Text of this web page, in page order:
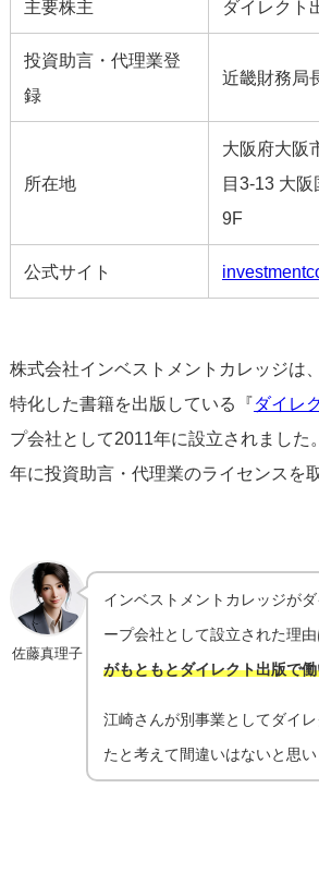
主要株主 ダイレクト
投資助言・代理業登
録
近畿財務局
所在地
大阪府大阪
目3-13 大
9F
公式サイト
株式会社インベストメントカレッジは
特化した書籍を出版している『ダイレ
プ会社として2011年に設立されました
年に投資助言・代理業のライセンスを
佐藤真理子
インベストメントカレッジが
ープ会社として設立された理
がもともとダイレクト出版で
江崎さんが別事業としてダイ
たと考えて間違いはないと思い